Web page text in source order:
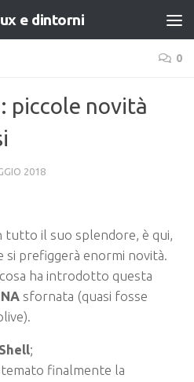
e dintorni
0
piccole novità
2018
tutto il suo splendore, è qui,
si prefiggerà enormi novità.
ha introdotto questa
sfornata (quasi fosse
;
finalmente la